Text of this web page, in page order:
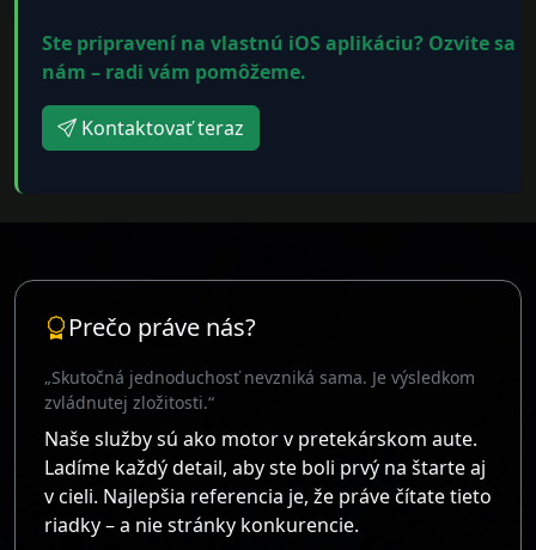
Ste pripravení na vlastnú iOS aplikáciu? Ozvite sa
nám – radi vám pomôžeme.
Kontaktovať teraz
Prečo práve nás?
„Skutočná jednoduchosť nevzniká sama. Je výsledkom
zvládnutej zložitosti.“
Naše služby sú ako motor v pretekárskom aute.
Ladíme každý detail, aby ste boli prvý na štarte aj
v cieli. Najlepšia referencia je, že práve čítate tieto
riadky – a nie stránky konkurencie.